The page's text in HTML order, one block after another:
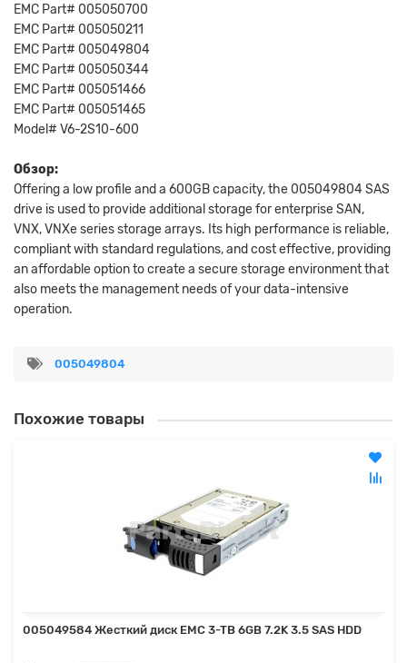
EMC Part# 005050700
EMC Part# 005050211
EMC Part# 005049804
EMC Part# 005050344
EMC Part# 005051466
EMC Part# 005051465
Model# V6-2S10-600
Обзор:
Offering a low profile and a 600GB capacity, the 005049804 SAS
drive is used to provide additional storage for enterprise SAN,
VNX, VNXe series storage arrays. Its high performance is reliable,
compliant with standard regulations, and cost effective, providing
an affordable option to create a secure storage environment that
also meets the management needs of your data-intensive
operation.
005049804
Похожие товары
005049584 Жесткий диск EMC 3-TB 6GB 7.2K 3.5 SAS HDD